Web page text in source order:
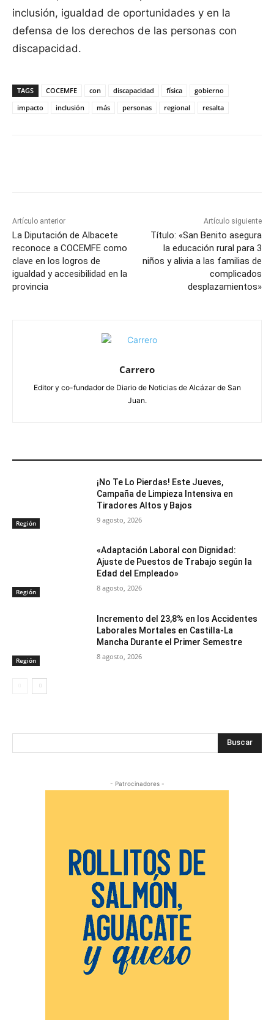
inclusión, igualdad de oportunidades y en la
defensa de los derechos de las personas con
discapacidad.
TAGS COCEMFE con discapacidad física
gobierno
impacto
inclusión más personas regional resalta
Artículo anterior
La Diputación de Albacete
reconoce a COCEMFE como
clave en los logros de
igualdad y accesibilidad en la
provincia
Artículo siguiente
Título: «San Benito asegura
la educación rural para 3
niños y alivia a las familias de
complicados
desplazamientos»
Carrero
Editor y co-fundador de Diario de Noticias de Alcázar de San
Juan.
Región
¡No Te Lo Pierdas! Este Jueves,
Campaña de Limpieza Intensiva en
Tiradores Altos y Bajos
9 agosto, 2026
Región
«Adaptación Laboral con Dignidad:
Ajuste de Puestos de Trabajo según la
Edad del Empleado»
8 agosto, 2026
Región
Incremento del 23,8% en los Accidentes
Laborales Mortales en Castilla-La
Mancha Durante el Primer Semestre
8 agosto, 2026
Buscar
- Patrocinadores -